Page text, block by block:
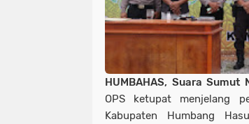
HUMBAHAS, Suara Sumut
OPS ketupat menjelang
Kabupaten Humbang